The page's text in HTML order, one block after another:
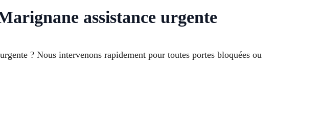
assistance urgente
? Nous intervenons rapidement pour toutes portes bloquées ou